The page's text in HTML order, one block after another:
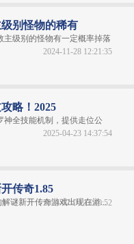
别怪物的稀有
主级别的怪物有一定概率掉落
2024-11-28 12:21:35
略！2025
神全技能机制，提供走位公
2025-04-23 14:37:54
传奇1.85
谜新开传奇游戏出现在游...
2024-07-04 13:40:52